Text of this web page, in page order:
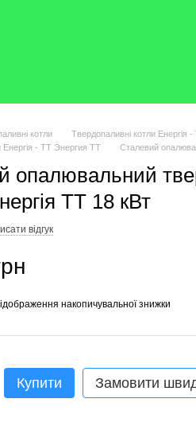
котли
Твердопаливні котли Енергія
Енергія - ТТ Энергия ТТ
Сталевий
опалювальний
ТТ 18 кВт
відгук
накопичувальної знижки
Купити Замовити